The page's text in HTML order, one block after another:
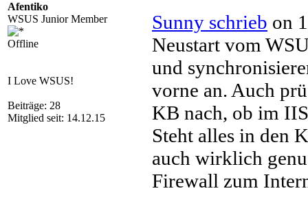
Afentiko
WSUS Junior Member
Offline
I Love WSUS!
Beiträge: 28
Mitglied seit: 14.12.15
Sunny schrieb on
Neustart vom
und
vorne an. Auch
KB nach, ob im
Steht alles in den
auch wirklich
Firewall zum